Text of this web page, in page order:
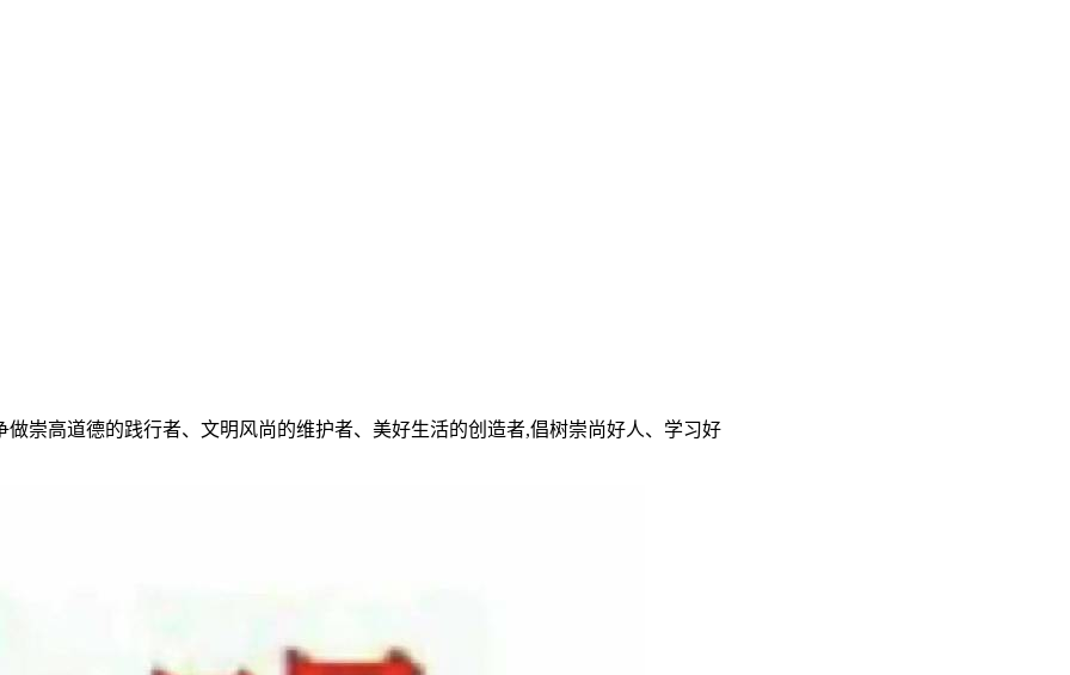
崇高道德的践行者、文明风尚的维护者、美好生活的创造者,倡树崇尚好人、学习好